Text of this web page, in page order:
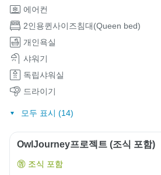
에어컨
2인용퀸사이즈침대(Queen bed)
개인욕실
샤워기
독립샤워실
드라이기
모두 표시 (14)
OwlJourney프로젝트 (조식 포함)
조식 포함